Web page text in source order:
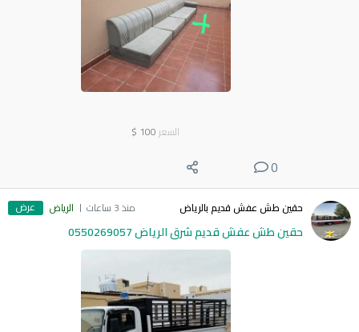
السعر 100
$
0
حقين طش عفش قديم بالرياض منذ 3 ساعات الرياض عرض
حقين طش عفش قديم شرق الرياض 0550269057